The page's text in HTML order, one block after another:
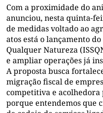
Com a proximidade do
anunciou, nesta quinta-
de medidas voltado ao
atos está o lançamento
Qualquer Natureza
e ampliar operações já
A proposta busca
migração fiscal de
competitiva e
porque entendemos que